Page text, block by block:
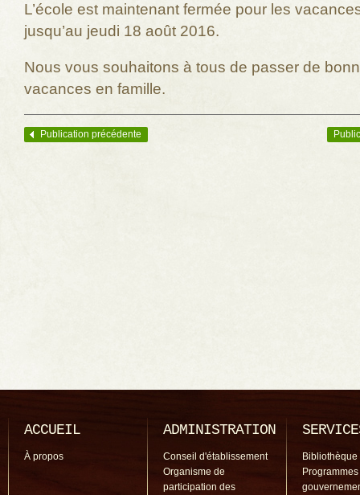
L’école est maintenant fermée pour les
jusqu’au jeudi 18 août 2016.
Nous vous souhaitons à tous de passer de
vacances en famille.
Navigation des articles
Publication précédente
ACCUEIL
À propos
ADMINISTRATION
Conseil d'établissement
Organisme de
participation des
Bibliothèque
Programmes